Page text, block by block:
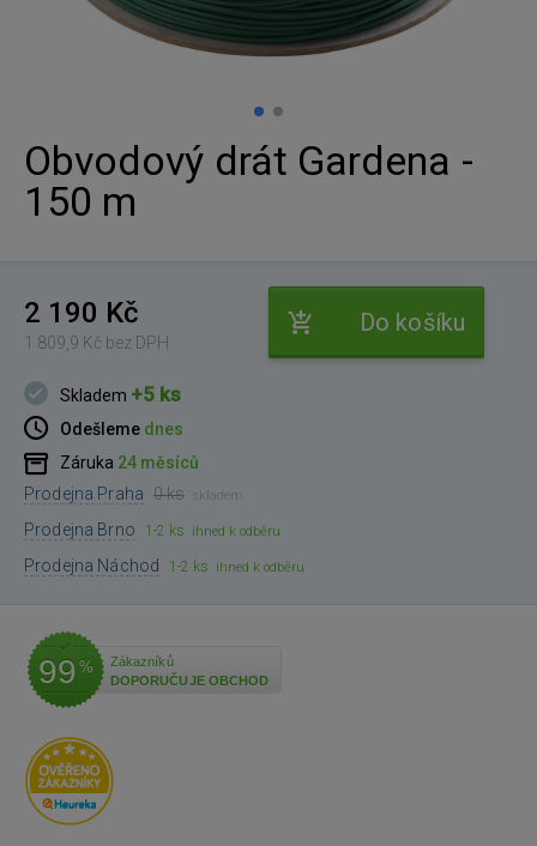
Obvodový drát Gardena -
150 m
2 190 Kč
1 809,9 Kč bez DPH
Do košíku
Skladem +5 ks
Odešleme dnes
Záruka 24 měsíců
Prodejna Praha 0 ks skladem
Prodejna Brno 1-2 ks ihned k odběru
Prodejna Náchod 1-2 ks ihned k odběru
99 %
Zákazníků
DOPORUČUJE OBCHOD